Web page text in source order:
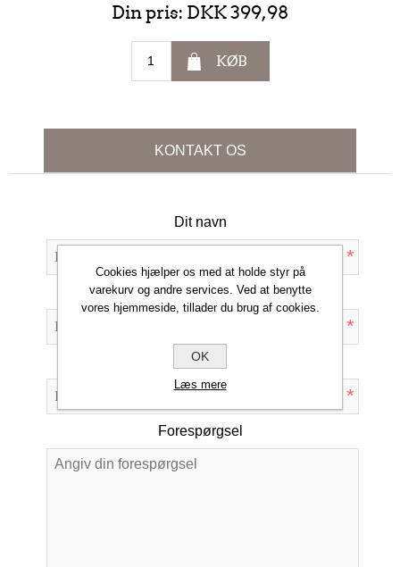
Din pris: DKK 399,98
KØB
KONTAKT OS
Dit navn
*
Din e-mail
*
Emne:
*
Forespørgsel
Cookies hjælper os med at holde styr på
varekurv og andre services. Ved at benytte
vores hjemmeside, tillader du brug af cookies.
OK
Læs mere